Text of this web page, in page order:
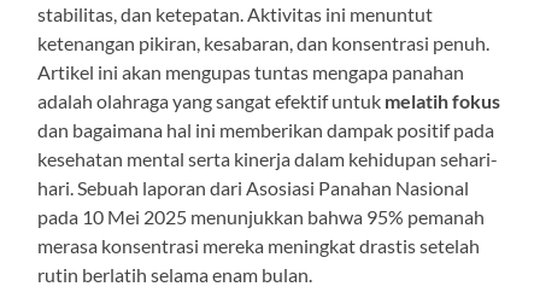
stabilitas, dan ketepatan. Aktivitas ini menuntut
ketenangan pikiran, kesabaran, dan konsentrasi penuh.
Artikel ini akan mengupas tuntas mengapa panahan
adalah olahraga yang sangat efektif untuk melatih fokus
dan bagaimana hal ini memberikan dampak positif pada
kesehatan mental serta kinerja dalam kehidupan sehari-
hari. Sebuah laporan dari Asosiasi Panahan Nasional
pada 10 Mei 2025 menunjukkan bahwa 95% pemanah
merasa konsentrasi mereka meningkat drastis setelah
rutin berlatih selama enam bulan.